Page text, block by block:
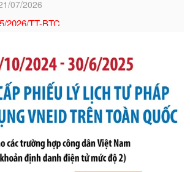
2026/TT-BTC của Bộ Tài chính: Bãi
2019/TT- BТC ngày 19 tháng 12 năm
07/2026
2026/NĐ-CP
291/2026/NĐ-CP của Chính phủ: Sửa
số điều của Nghị định số 125/2020/NĐ-СР
năm 2020 của Chính phủ quy định xử
số 102/2021/NĐ-CP
07/2026